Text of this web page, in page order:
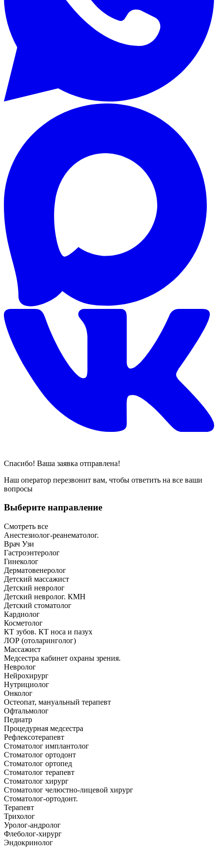
Спасибо! Ваша заявка отправлена!
Наш оператор перезвонит вам, чтобы ответить на все ваши
вопросы
Выберите направление
Смотреть все
Анестезиолог-реанематолог.
Врач Узи
Гастроэнтеролог
Гинеколог
Дерматовенеролог
Детский массажист
Детский невролог
Детский невролог. КМН
Детский стоматолог
Кардиолог
Косметолог
КТ зубов. КТ носа и пазух
ЛОР (отоларинголог)
Массажист
Медсестра кабинет охраны зрения.
Невролог
Нейрохирург
Нутрициолог
Онколог
Остеопат, мануальный терапевт
Офтальмолог
Педиатр
Процедурная медсестра
Рефлексотерапевт
Стоматолог имплантолог
Стоматолог ортодонт
Стоматолог ортопед
Стоматолог терапевт
Стоматолог хирург
Стоматолог челюстно-лицевой хирург
Стоматолог-ортодонт.
Терапевт
Трихолог
Уролог-андролог
Флеболог-хирург
Эндокринолог